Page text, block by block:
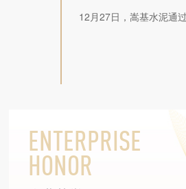
12月27日，嵩基水泥通过
ENTERPRISE
HONOR